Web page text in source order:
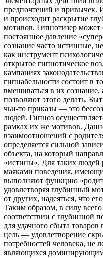
предпочтений и привычек.
и происходит раскрытие
мотивов. Гипнотизер может
постоянное давление
сознание часто истинные,
как инструмент
открытое гипнотическое
кампаниях
гипнабельности состоит в
вмешиваться в их сознание,
позволяют этого делать.
чьи-то приказы — это
людей. Гипноз
рамках их же мотивов.
взаимоотношений с
определяется сильной
объекта, на который
«истины». Для таких людей
маяками поведения,
выполняют функцию
удовлетворяя глубинный
от других, надеяться, что
Таким образом, в силу
соответствии с глубинной
для удачного сбыта
цель — удовлетворение
потребностей человека, не
являющихся